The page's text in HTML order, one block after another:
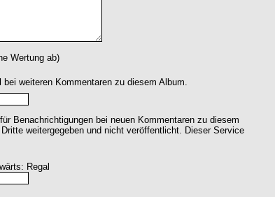
Wertung ab)
weiteren Kommentaren zu diesem Album.
Benachrichtigungen bei neuen Kommentaren zu diesem
weitergegeben und nicht veröffentlicht. Dieser Service
Regal